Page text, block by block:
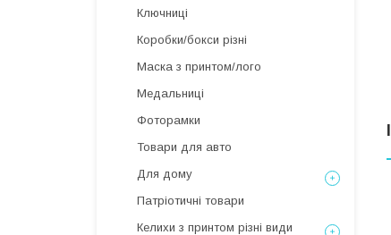
Ключниці
Коробки/бокси різні
Маска з принтом/лого
Медальниці
Фоторамки
Товари для авто
Для дому
Патріотичні товари
Келихи з принтом різні види